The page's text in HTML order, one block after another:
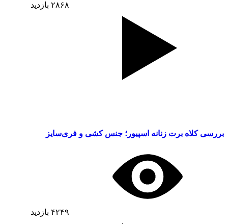
۲۸۶۸ بازدید
بررسی کلاه برت زنانه اسپیور؛ جنس کشی و فری‌سایز
۴۲۴۹ بازدید